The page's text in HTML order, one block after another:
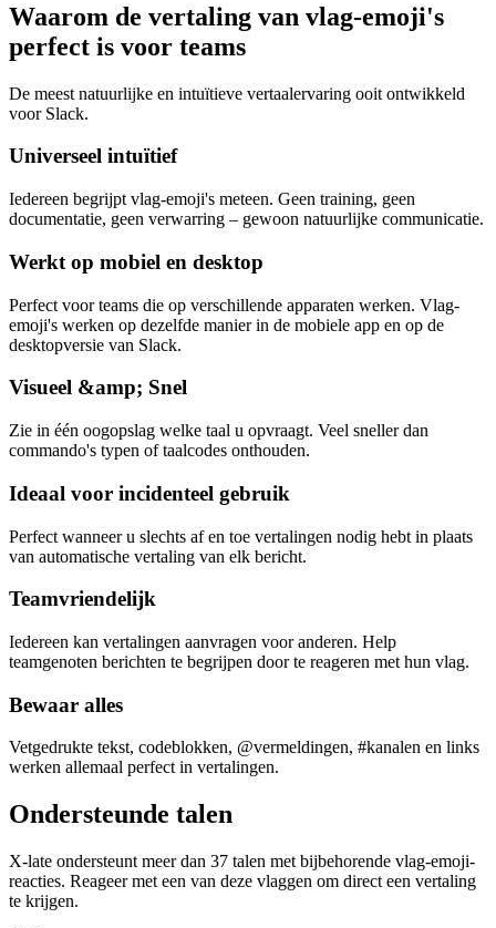
Waarom de vertaling van vlag-emoji's
perfect is voor teams
De meest natuurlijke en intuïtieve vertaalervaring ooit ontwikkeld
voor Slack.
Universeel intuïtief
Iedereen begrijpt vlag-emoji's meteen. Geen training, geen
documentatie, geen verwarring – gewoon natuurlijke communicatie.
Werkt op mobiel en desktop
Perfect voor teams die op verschillende apparaten werken. Vlag-
emoji's werken op dezelfde manier in de mobiele app en op de
desktopversie van Slack.
Visueel &amp; Snel
Zie in één oogopslag welke taal u opvraagt. Veel sneller dan
commando's typen of taalcodes onthouden.
Ideaal voor incidenteel gebruik
Perfect wanneer u slechts af en toe vertalingen nodig hebt in plaats
van automatische vertaling van elk bericht.
Teamvriendelijk
Iedereen kan vertalingen aanvragen voor anderen. Help
teamgenoten berichten te begrijpen door te reageren met hun vlag.
Bewaar alles
Vetgedrukte tekst, codeblokken, @vermeldingen, #kanalen en links
werken allemaal perfect in vertalingen.
Ondersteunde talen
X-late ondersteunt meer dan 37 talen met bijbehorende vlag-emoji-
reacties. Reageer met een van deze vlaggen om direct een vertaling
te krijgen.